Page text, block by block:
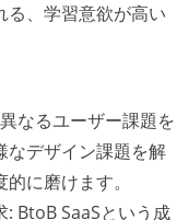
る、学習意欲が高い
なるユーザー課題を
なデザイン課題を解
に磨けます。
: BtoB SaaSという成